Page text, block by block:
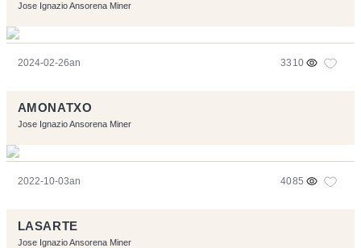
Jose Ignazio Ansorena Miner
2024-02-26an 3310
AMONATXO
Jose Ignazio Ansorena Miner
2022-10-03an 4085
LASARTE
Jose Ignazio Ansorena Miner